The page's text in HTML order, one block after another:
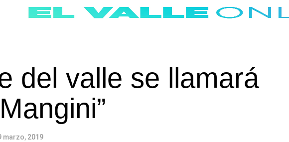
del valle se llamará
marzo, 2019